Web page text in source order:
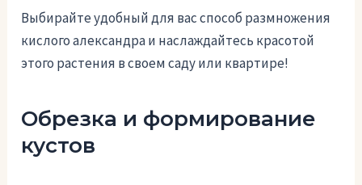
Выбирайте удобный для вас способ размножения
кислого александра и наслаждайтесь красотой
этого растения в своем саду или квартире!
Обрезка и формирование
кустов